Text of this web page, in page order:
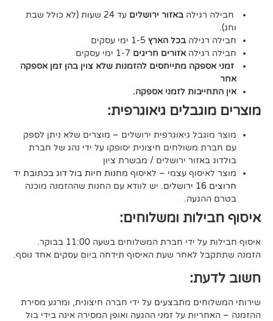
באזור ירושלים עד 24 שעות (לא כולל שבת
בכל הארץ1-5 ימי עסקים
אזורים חריגים1-7 ימי עסקים
מתייחסים להזמנות שלא צוין בהן זמן אספקה
לזמני אספקה.
גיאוגרפית:
גיאוגרפית ירושלים – מוצרים שלא ניתן לספק
חיצונית יסופקו על ידי נהג של חברת
ירושלים / מבשרת ציון
עצמי – לאיסוףמחנות חיות בול דוג בכתובת יד
. יש לוודא עם החנות שההזמנה מוכנה
ומשלוחים:
חברת המשלוחים בשעה 11:00 בבוקר.
לאחר שעת האיסוף תידחה ביום עסקים אחד נוסף.
מתבצעים על ידי חברה חיצונית, ומרגע מסירת
על זמני ההגעה ואופן המסירה אינה בידי בול